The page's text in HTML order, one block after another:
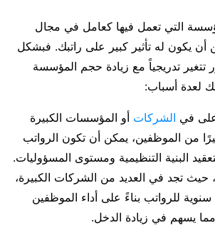
التي تعمل فيها كعامل في مجال
أن يكون له تأثير كبير على راتبك. فبشكل
تتغير تدريجياً مع زيادة حجم المؤسسة
لعدة أسباب:
في الشركات أو المؤسسات الكبيرة
من الموظفين، يمكن أن تكون الرواتب
البنية التنظيمية ومستوى المسؤوليات.
حيث تجد في العديد من الشركات الكبيرة،
سنوية للرواتب بناءً على أداء الموظفين
يسهم في زيادة الدخل.